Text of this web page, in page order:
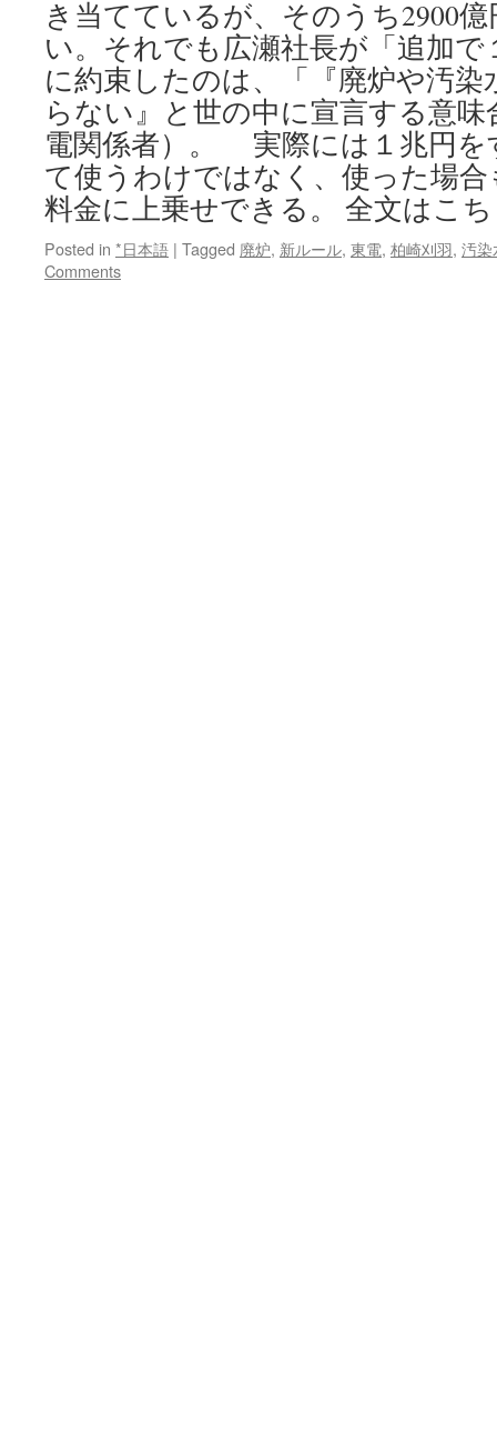
き当てているが、そのうち2900
い。それでも広瀬社長が「追加で
に約束したのは、「『廃炉や汚
らない』と世の中に宣言する意
電関係者）。 実際には１兆円を
て使うわけではなく、使った場
料金に上乗せできる。 全文はこ
Posted in *日本語 | Tagged 廃炉, 新ルール, 東電, 柏崎刈羽, 汚染
Comments